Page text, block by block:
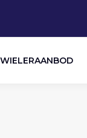
WIELERAANBOD